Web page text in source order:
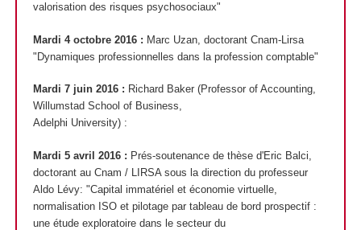
valorisation des risques psychosociaux"
Mardi 4 octobre 2016 : Marc Uzan, doctorant Cnam-Lirsa
"Dynamiques professionnelles dans la profession comptable"
Mardi 7 juin 2016 : Richard Baker (Professor of Accounting,
Willumstad School of Business,
Adelphi University) :
Mardi 5 avril 2016 : Prés-soutenance de thèse d'Eric Balci,
doctorant au Cnam / LIRSA sous la direction du professeur
Aldo Lévy: "Capital immatériel et économie virtuelle,
normalisation ISO et pilotage par tableau de bord prospectif :
une étude exploratoire dans le secteur du